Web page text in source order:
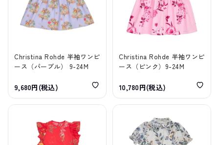
Christina Rohde 半袖ワンピ
ース（パープル） 9-24M
9,680円(税込)
Christina Rohde 半袖ワンピ
ース（ピンク）9-24M
10,780円(税込)